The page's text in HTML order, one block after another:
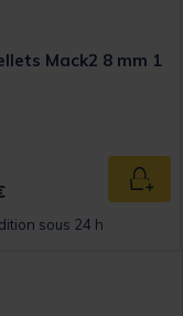
Mack2 8 mm 1
sous 24 h